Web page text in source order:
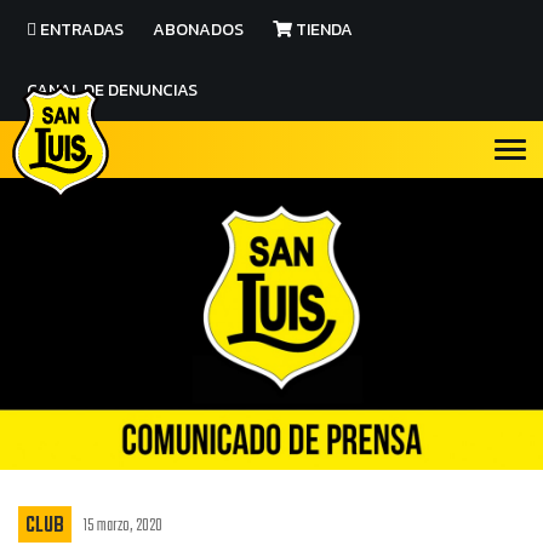
ENTRADAS ABONADOS TIENDA
CANAL DE DENUNCIAS
CLUB 15 marzo, 2020